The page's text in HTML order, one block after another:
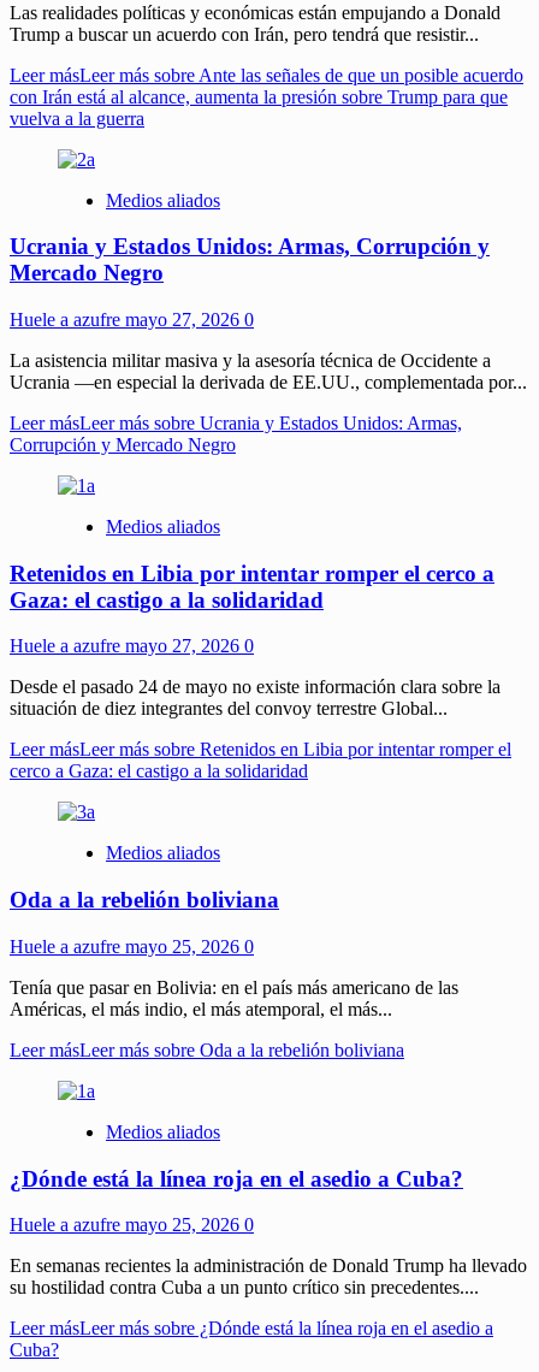
Las realidades políticas y económicas están empujando a Donald
Trump a buscar un acuerdo con Irán, pero tendrá que resistir...
Leer másLeer más sobre Ante las señales de que un posible acuerdo
con Irán está al alcance, aumenta la presión sobre Trump para que
vuelva a la guerra
Medios aliados
Ucrania y Estados Unidos: Armas, Corrupción y
Mercado Negro
Huele a azufre mayo 27, 2026 0
La asistencia militar masiva y la asesoría técnica de Occidente a
Ucrania —en especial la derivada de EE.UU., complementada por...
Leer másLeer más sobre Ucrania y Estados Unidos: Armas,
Corrupción y Mercado Negro
Medios aliados
Retenidos en Libia por intentar romper el cerco a
Gaza: el castigo a la solidaridad
Huele a azufre mayo 27, 2026 0
Desde el pasado 24 de mayo no existe información clara sobre la
situación de diez integrantes del convoy terrestre Global...
Leer másLeer más sobre Retenidos en Libia por intentar romper el
cerco a Gaza: el castigo a la solidaridad
Medios aliados
Oda a la rebelión boliviana
Huele a azufre mayo 25, 2026 0
Tenía que pasar en Bolivia: en el país más americano de las
Américas, el más indio, el más atemporal, el más...
Leer másLeer más sobre Oda a la rebelión boliviana
Medios aliados
¿Dónde está la línea roja en el asedio a Cuba?
Huele a azufre mayo 25, 2026 0
En semanas recientes la administración de Donald Trump ha llevado
su hostilidad contra Cuba a un punto crítico sin precedentes....
Leer másLeer más sobre ¿Dónde está la línea roja en el asedio a
Cuba?